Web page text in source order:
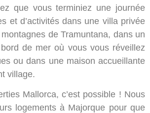
que vous terminiez une journée
et d’activités dans une villa privée
de Tramuntana, dans un
de mer où vous vous réveillez
ou dans une maison accueillante
village.
Mallorca, c’est possible ! Nous
logements à Majorque pour que